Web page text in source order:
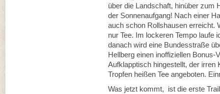
über die Landschaft, hinüber zum
der Sonnenaufgang! Nach einer
auch schon Rollshausen erreicht.
nur Tee. Im lockeren Tempo laufe
danach wird eine Bundesstraße
Hellberg einen inoffiziellen Bonus-
Aufklapptisch hingestellt, der irren
Tropfen heißen Tee angeboten.
Was jetzt kommt, ist die erste